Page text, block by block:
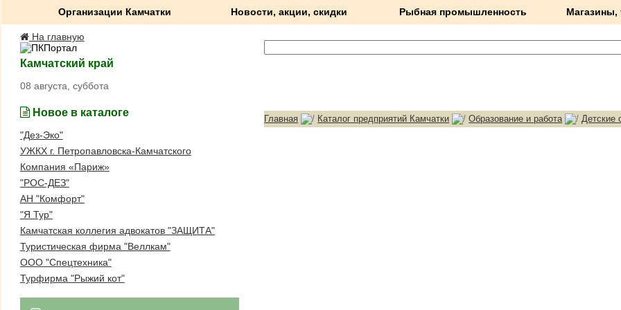
Организации Камчатки Новости, акции, скидки Рыбная промышленность Магазины,
На главную
Камчатский край
08 августа, суббота
Новое в каталоге
"Дез-Эко"
УЖКХ г. Петропавловска-Камчатского
Компания «Париж»
"РОС-ДЕЗ"
АН "Комфорт"
"Я Тур"
Камчатская коллегия адвокатов "ЗАЩИТА"
Туристическая фирма "Веллкам"
ООО "Спецтехника"
Турфирма "Рыжий кот"
Главная Каталог предприятий Камчатки Образование и работа Детские